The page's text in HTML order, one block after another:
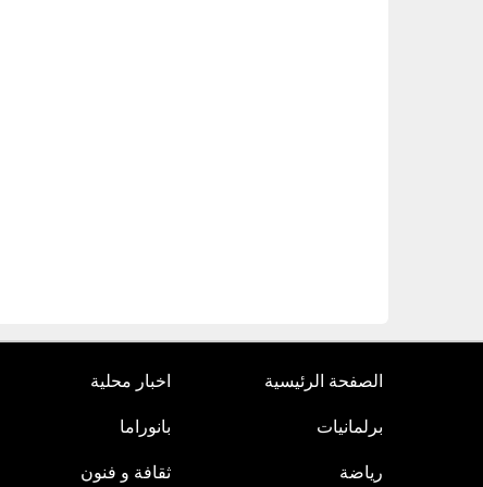
الصفحة الرئيسية اخبار محلية
برلمانيات بانوراما
رياضة ثقافة و فنون